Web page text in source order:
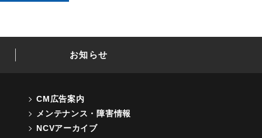
お知らせ
CM広告案内
メンテナンス・障害情報
NCVアーカイブ